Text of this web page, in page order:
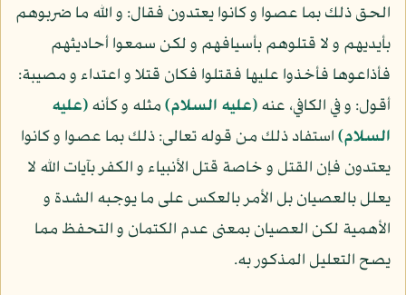
الحق ذلك بما عصوا و كانوا يعتدون فقال: و الله ما ضربوهم
بأيديهم و لا قتلوهم بأسيافهم و لكن سمعوا أحاديثهم
فأذاعوها فأخذوا عليها فقتلوا فكان قتلا و اعتداء و مصيبة:
أقول: و في الكافي، عنه(عليه السلام)مثله و كأنه(عليه
السلام)استفاد ذلك من قوله تعالى: ذلك بما عصوا و كانوا
يعتدون فإن القتل و خاصة قتل الأنبياء و الكفر بآيات الله لا
يعلل بالعصيان بل الأمر بالعكس على ما يوجبه الشدة و
الأهمية لكن العصيان بمعنى عدم الكتمان و التحفظ مما
يصح التعليل المذكور به.